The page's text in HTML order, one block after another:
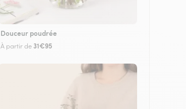
Douceur poudrée
À partir de 31€95